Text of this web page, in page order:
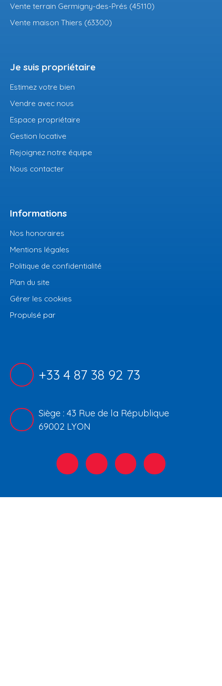
Vente terrain Germigny-des-Prés (45110)
Vente maison Thiers (63300)
Je suis propriétaire
Estimez votre bien
Vendre avec nous
Espace propriétaire
Gestion locative
Rejoignez notre équipe
Nous contacter
Informations
Nos honoraires
Mentions légales
Politique de confidentialité
Plan du site
Gérer les cookies
Propulsé par
+33 4 87 38 92 73
Siège : 43 Rue de la République
69002 LYON